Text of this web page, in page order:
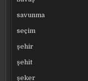
savunma
seçim
şehir
şehit
şeker